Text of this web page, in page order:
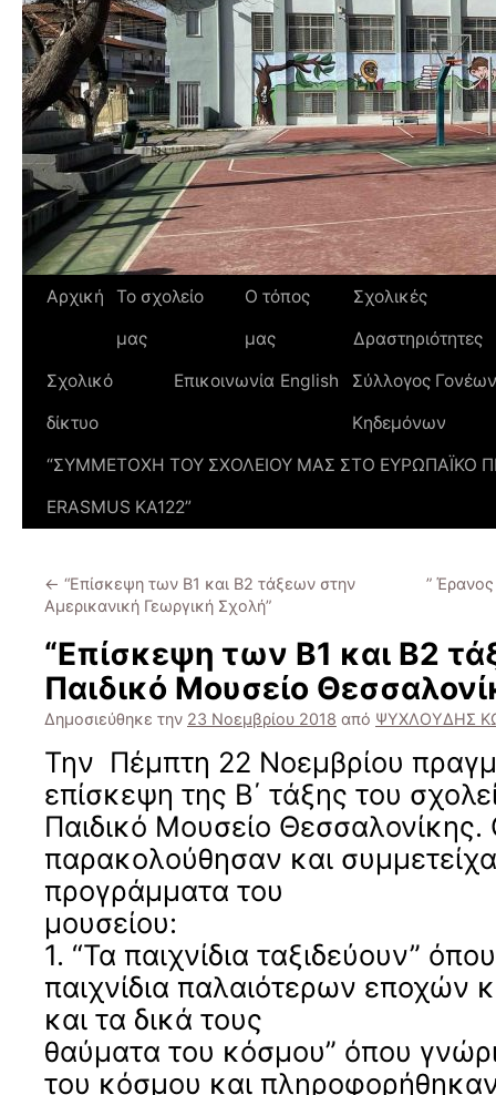
Αρχική
Το σχολείο
μας
Ο τόπος
μας
Σχολικές
Δραστηριότητες
Σχολικό
δίκτυο
Επικοινωνία English
Σύλλογος
Κηδεμόνων
“ΣΥΜΜΕΤΟΧΗ ΤΟΥ ΣΧΟΛΕΙΟΥ ΜΑΣ ΣΤΟ ΕΥΡΩΠΑΪΚΟ
ERASMUS KΑ122”
← “Επίσκεψη των Β1 και Β2 τάξεων στην
Αμερικανική Γεωργική Σχολή”
”
“Επίσκεψη των Β1 και Β2
Παιδικό Μουσείο
Δημοσιεύθηκε την 23 Νοεμβρίου 2018 από ΨΥΧΛΟΥΔΗΣ
Την Πέμπτη 22 Νοεμβρίου
επίσκεψη της Β΄ τάξης του
Παιδικό Μουσείο Θεσσαλονίκης.
παρακολούθησαν και
προγράμματα του
1. “Τα παιχνίδια ταξιδεύουν”
παιχνίδια παλαιότερων εποχών
και τα δικά
θαύματα του κόσμου” όπου
του κόσμου και πληροφορήθηκαν